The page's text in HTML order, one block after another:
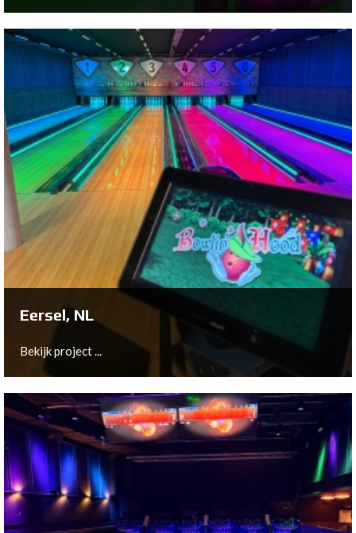
Groningen, NL
Bekijk project ...
Eersel, NL
Bekijk project ...